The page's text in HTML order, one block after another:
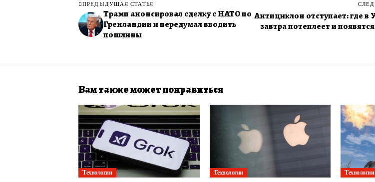
ПРЕДЫДУЩАЯ СТАТЬЯ
Трамп анонсировал сделку с НАТО по
Гренландии и передумал вводить
пошлины
Антициклон отступает: где в
завтра потеплеет и
Вам также может понравиться
Технологии Технологии Технологии